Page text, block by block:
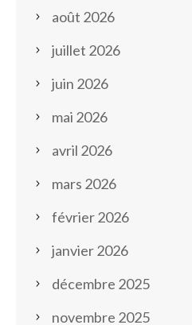
août 2026
juillet 2026
juin 2026
mai 2026
avril 2026
mars 2026
février 2026
janvier 2026
décembre 2025
novembre 2025